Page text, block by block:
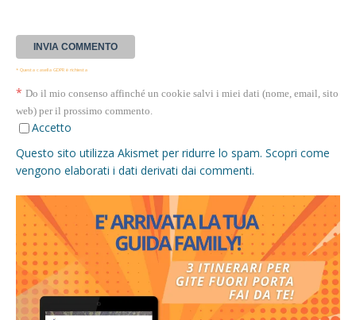
* Questa casella GDPR è richiesta
* Do il mio consenso affinché un cookie salvi i miei dati (nome, email, sito
web) per il prossimo commento.
Accetto
Questo sito utilizza Akismet per ridurre lo spam. Scopri come
vengono elaborati i dati derivati dai commenti.